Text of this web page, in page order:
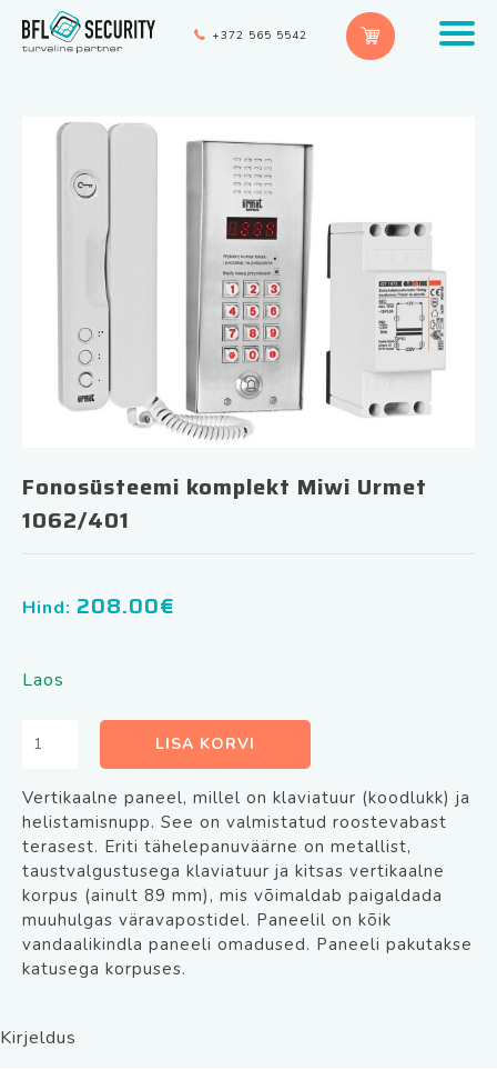
+372 565 5542
Fonosüsteemi komplekt Miwi Urmet
1062/401
Hind: 208.00€
Laos
Fonosüsteemi
komplekt
Miwi
Urmet
1062/401
kogus
LISA KORVI
Vertikaalne paneel, millel on klaviatuur (koodlukk) ja
helistamisnupp. See on valmistatud roostevabast
terasest. Eriti tähelepanuväärne on metallist,
taustvalgustusega klaviatuur ja kitsas vertikaalne
korpus (ainult 89 mm), mis võimaldab paigaldada
muuhulgas väravapostidel. Paneelil on kõik
vandaalikindla paneeli omadused. Paneeli pakutakse
katusega korpuses.
Kirjeldus